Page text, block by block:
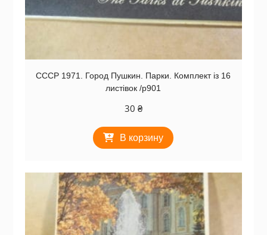
СССР 1971. Город Пушкин. Парки. Комплект із 16
листівок /р901
30 ₴
В корзину